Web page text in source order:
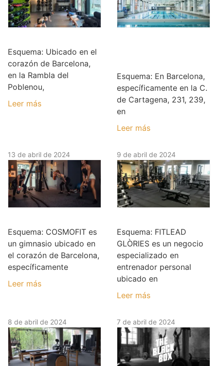
Esquema: Ubicado en el
corazón de Barcelona,
en la Rambla del
Poblenou,
Leer más
Esquema: En Barcelona,
específicamente en la C.
de Cartagena, 231, 239,
en
Leer más
13 de abril de 2024
Esquema: COSMOFIT es
un gimnasio ubicado en
el corazón de Barcelona,
específicamente
Leer más
9 de abril de 2024
Esquema: FITLEAD
GLÒRIES es un negocio
especializado en
entrenador personal
ubicado en
Leer más
8 de abril de 2024 7 de abril de 2024